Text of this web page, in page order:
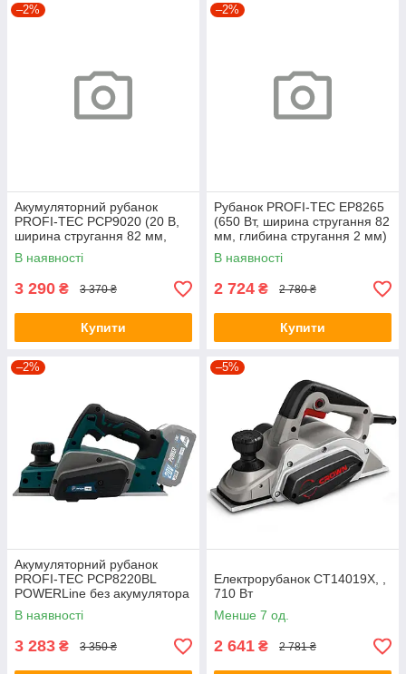
–2%
Акумуляторний рубанок
PROFI-TEC PCP9020 (20 В,
ширина стругання 82 мм,
глибина стругання 2 мм) без
АКБ та ЗП
В наявності
3 290 ₴ 3 370 ₴
Купити
–2%
Рубанок PROFI-TEC EP8265
(650 Вт, ширина стругання 82
мм, глибина стругання 2 мм)
В наявності
2 724 ₴ 2 780 ₴
Купити
–2%
Акумуляторний рубанок
PROFI-TEC PCP8220BL
POWERLine без акумулятора
та зарядного пристрою
В наявності
3 283 ₴ 3 350 ₴
–5%
Електрорубанок CT14019X, ,
710 Вт
Менше 7 од.
2 641 ₴ 2 781 ₴